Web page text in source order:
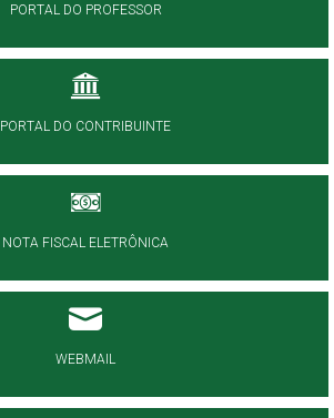
PORTAL DO PROFESSOR
PORTAL DO CONTRIBUINTE
NOTA FISCAL ELETRÔNICA
WEBMAIL